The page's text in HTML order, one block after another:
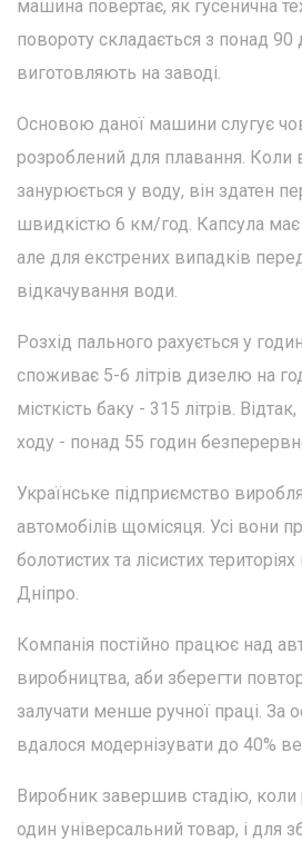
машина повертає, як гусенична
повороту складається з понад 90
виготовляють на заводі.
Основою даної машини слугує
розроблений для плавання. Коли
занурюється у воду, він здатен
швидкістю 6 км/год. Капсула має
але для екстрених випадків
відкачування води.
Розхід пального рахується у
споживає 5-6 літрів дизелю на
місткість баку - 315 літрів.
ходу - понад 55 годин
Українське підприємство
автомобілів щомісяця. Усі вони
болотистих та лісистих
Дніпро.
Компанія постійно працює над
виробництва, аби зберегти
залучати менше ручної праці. За
вдалося модернізувати до 40%
Виробник завершив стадію,
один універсальний товар, і для